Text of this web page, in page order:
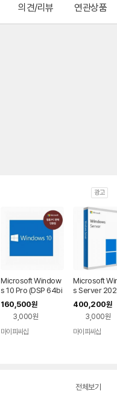
의견/리뷰 연관상품
광고
Microsoft Window
s 10 Pro (DSP 64bi
t 한글)
160,500원
3,000원
마이피씨샵
Microsoft
s Server
ndard 기업용
추가용 DSP
400,200원
3,000원
마이피씨샵
전체보기